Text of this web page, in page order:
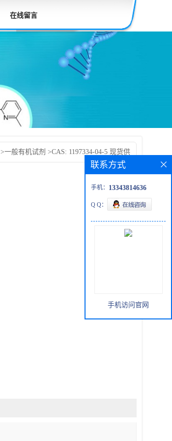
在线留言
>一般有机试剂 >CAS: 1197334-04-5 现货供
联系方式
手机： 13343814636
Q Q：
手机访问官网